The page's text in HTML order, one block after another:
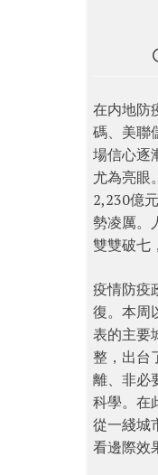
在内地防
碼、美聯
場信心逐
尤為亮眼
2,230億
勢凌厲。
雙雙破七
疫情防疫
復。本周
表的主要
整，出台
離、非必
科學。在
從一綫城
看邊際效